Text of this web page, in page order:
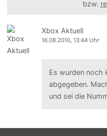
bzw.
Xbox Aktuell
16.08.2010, 13:44 Uhr
Es wurden noch
abgegeben.
und sei die